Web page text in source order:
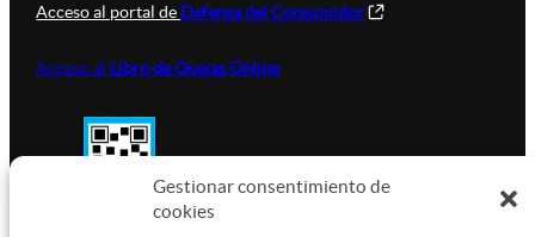
Gestionar consentimiento de
cookies
Acceso al portal de Defensa del Consumidor
Acceso al Libro de Quejas Online